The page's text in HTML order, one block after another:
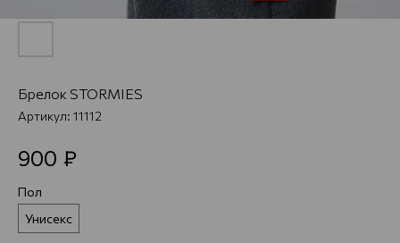
Брелок STORMIES
Артикул: 11112
900 ₽
Пол
Унисекс